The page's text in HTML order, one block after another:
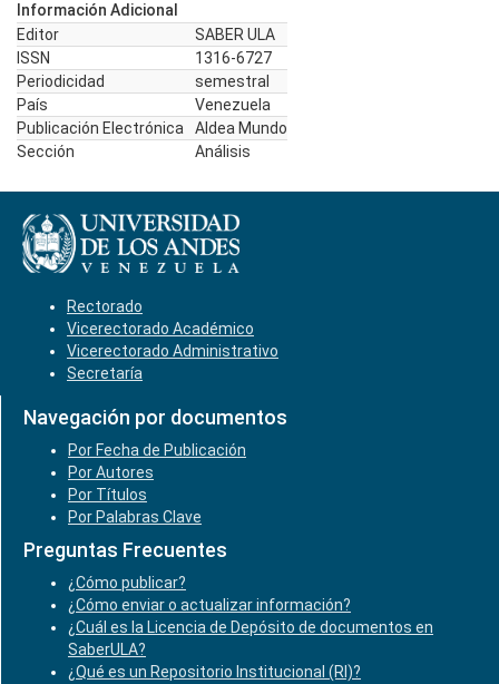
Información Adicional
Editor
SABER ULA
ISSN
1316-6727
Periodicidad
semestral
País
Venezuela
Publicación Electrónica
Aldea Mundo
Sección
Análisis
Rectorado
Vicerectorado Académico
Vicerectorado Administrativo
Secretaría
Navegación por documentos
Por Fecha de Publicación
Por Autores
Por Títulos
Por Palabras Clave
Preguntas Frecuentes
¿Cómo publicar?
¿Cómo enviar o actualizar información?
¿Cuál es la Licencia de Depósito de documentos en
SaberULA?
¿Qué es un Repositorio Institucional (RI)?